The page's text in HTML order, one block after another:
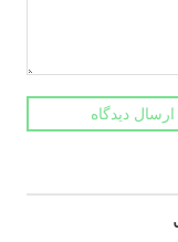
ارسال دیدگاه